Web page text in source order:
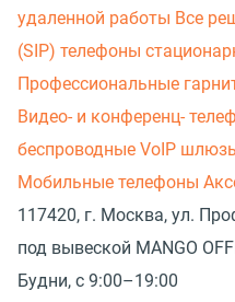
удаленной работы Все
(SIP) телефоны
Профессиональные
Видео- и конференц-
беспроводные VoIP
Мобильные телефоны
117420, г. Москва, ул.
под вывеской MANGO
Будни, с 9:00–19:00